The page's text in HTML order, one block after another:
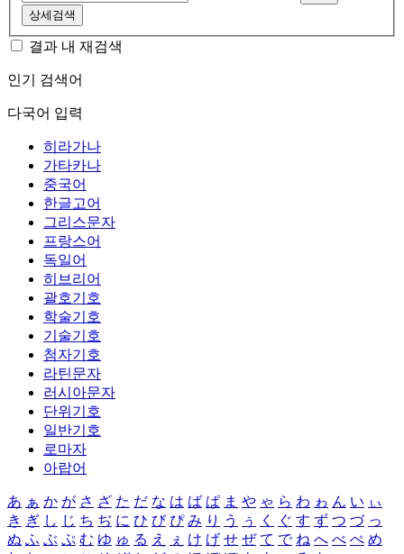
상세검색
결과 내 재검색
인기 검색어
다국어 입력
히라가나
가타카나
중국어
한글고어
그리스문자
프랑스어
독일어
히브리어
괄호기호
학술기호
기술기호
첨자기호
라틴문자
러시아문자
단위기호
일반기호
로마자
아랍어
あ ぁ か が さ ざ た だ な は ば ぱ ま や ゃ ら わ ゎ ん い ぃ
き ぎ し じ ち ぢ に ひ び ぴ み り う ぅ く ぐ す ず つ づ っ
ぬ ふ ぶ ぷ む ゆ ゅ る え ぇ け げ せ ぜ て で ね へ べ ぺ め